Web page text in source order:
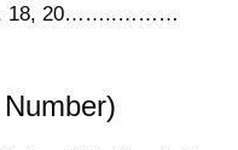
18, 20……..………